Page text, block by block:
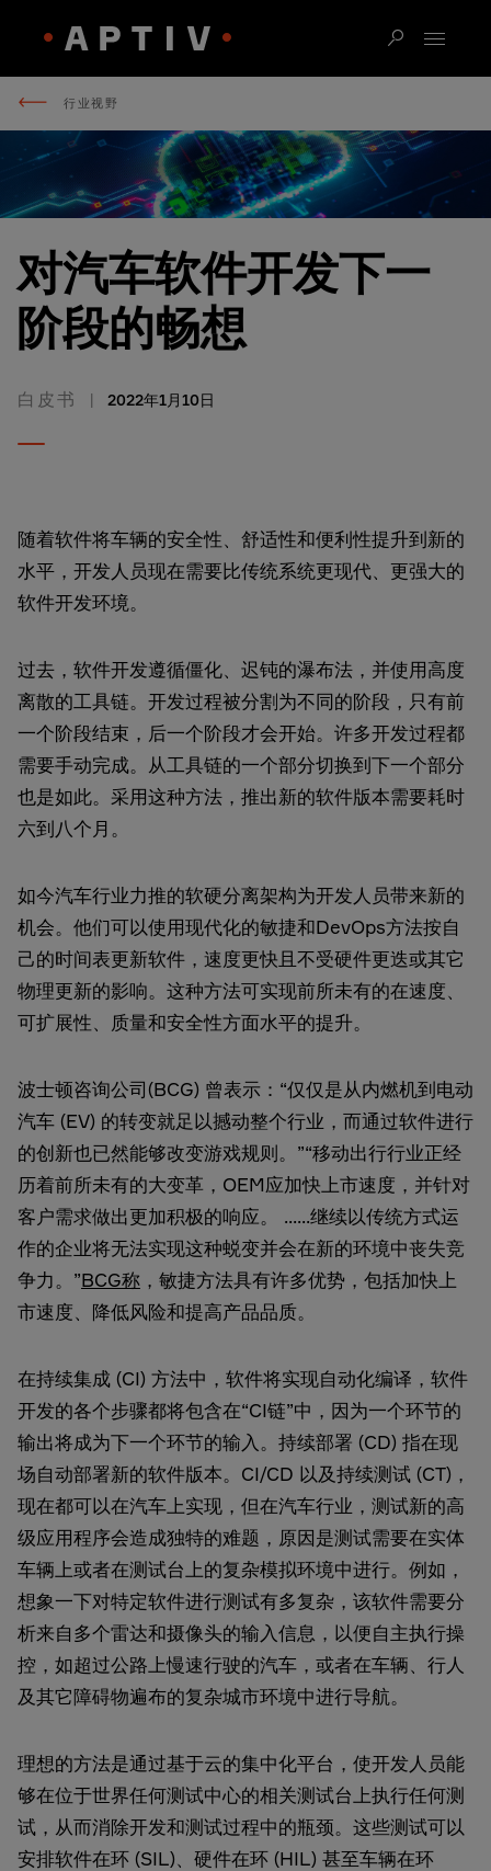
行业视野
对汽车软件开发下一
阶段的畅想
白皮书 2022年1月10日
随着软件将车辆的安全性、舒适性和便利性提升到新的
水平，开发人员现在需要比传统系统更现代、更强大的
软件开发环境。
过去，软件开发遵循僵化、迟钝的瀑布法，并使用高度
离散的工具链。开发过程被分割为不同的阶段，只有前
一个阶段结束，后一个阶段才会开始。许多开发过程都
需要手动完成。从工具链的一个部分切换到下一个部分
也是如此。采用这种方法，推出新的软件版本需要耗时
六到八个月。
如今汽车行业力推的软硬分离架构为开发人员带来新的
机会。他们可以使用现代化的敏捷和DevOps方法按自
己的时间表更新软件，速度更快且不受硬件更迭或其它
物理更新的影响。这种方法可实现前所未有的在速度、
可扩展性、质量和安全性方面水平的提升。
波士顿咨询公司(BCG) 曾表示：“仅仅是从内燃机到电动
汽车 (EV) 的转变就足以撼动整个行业，而通过软件进行
的创新也已然能够改变游戏规则。”“移动出行行业正经
历着前所未有的大变革，OEM应加快上市速度，并针对
客户需求做出更加积极的响应。 ......继续以传统方式运
作的企业将无法实现这种蜕变并会在新的环境中丧失竞
争力。”BCG称 ，敏捷方法具有许多优势，包括加快上
市速度、降低风险和提高产品品质。
在持续集成 (CI) 方法中，软件将实现自动化编译，软件
开发的各个步骤都将包含在“CI链”中，因为一个环节的
输出将成为下一个环节的输入。持续部署 (CD) 指在现
场自动部署新的软件版本。CI/CD 以及持续测试 (CT)，
现在都可以在汽车上实现，但在汽车行业，测试新的高
级应用程序会造成独特的难题，原因是测试需要在实体
车辆上或者在测试台上的复杂模拟环境中进行。例如，
想象一下对特定软件进行测试有多复杂，该软件需要分
析来自多个雷达和摄像头的输入信息，以便自主执行操
控，如超过公路上慢速行驶的汽车，或者在车辆、行人
及其它障碍物遍布的复杂城市环境中进行导航。
理想的方法是通过基于云的集中化平台，使开发人员能
够在位于世界任何测试中心的相关测试台上执行任何测
试，从而消除开发和测试过程中的瓶颈。这些测试可以
安排软件在环 (SIL)、硬件在环 (HIL) 甚至车辆在环